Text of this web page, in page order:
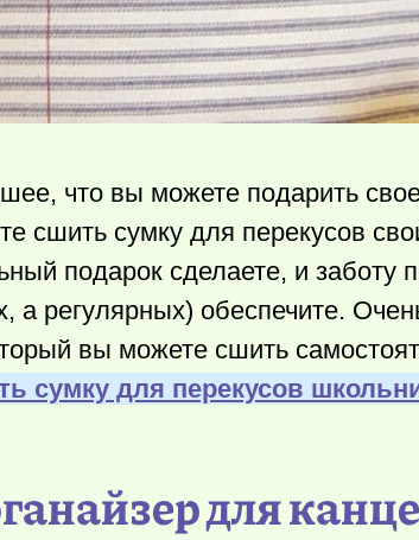
что вы можете подарить
сшить сумку для перекусов
подарок сделаете, и
а регулярных) обеспечите.
вы можете сшить
сумку для перекусов
для